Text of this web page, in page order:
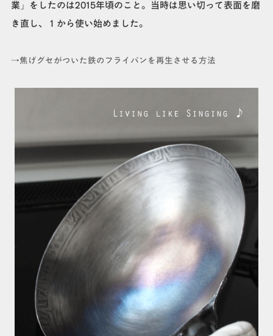
業」をしたのは2015年頃のこと。当時は思い切って表面を磨
き直し、１から使い始めました。
→焦げグセがついた鉄のフライパンを再生させる方法